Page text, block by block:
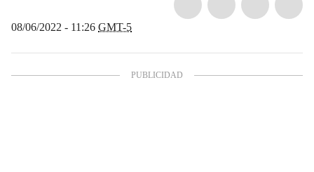
08/06/2022 - 11:26 GMT-5